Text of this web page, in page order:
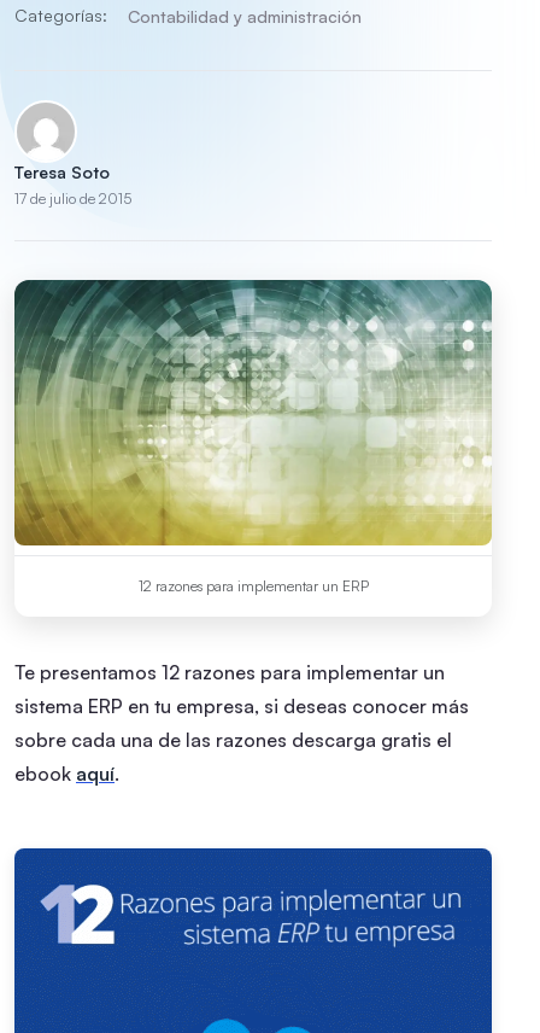
Categorías: Contabilidad y administración
Teresa Soto
17 de julio de 2015
12 razones para implementar un ERP
Te presentamos 12 razones para implementar un
sistema ERP en tu empresa, si deseas conocer más
sobre cada una de las razones descarga gratis el
ebook aquí.